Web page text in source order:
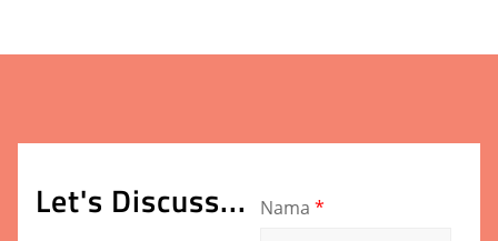
Let's Discuss... Nama *